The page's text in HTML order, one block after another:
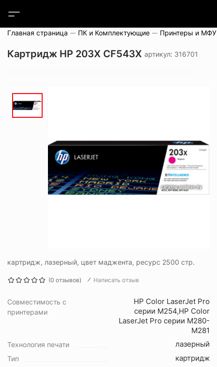
Главная страница ПК и Комплектующие Принтеры и МФУ
Картридж HP 203X CF543X артикул: 316701
картридж, лазерный, цвет маджента, ресурс 2500 стр.
(0 отзывов) Написать отзыв
Совместимость с
принтерами
HP Color LaserJet Pro
серии M254,HP Color
LaserJet Pro серии M280-
M281
Технология печати лазерный
Тип картридж